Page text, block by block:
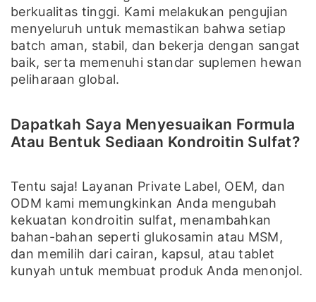
berkualitas tinggi. Kami melakukan pengujian
menyeluruh untuk memastikan bahwa setiap
batch aman, stabil, dan bekerja dengan sangat
baik, serta memenuhi standar suplemen hewan
peliharaan global.
Dapatkah Saya Menyesuaikan Formula
Atau Bentuk Sediaan Kondroitin Sulfat?
Tentu saja! Layanan Private Label, OEM, dan
ODM kami memungkinkan Anda mengubah
kekuatan kondroitin sulfat, menambahkan
bahan-bahan seperti glukosamin atau MSM,
dan memilih dari cairan, kapsul, atau tablet
kunyah untuk membuat produk Anda menonjol.